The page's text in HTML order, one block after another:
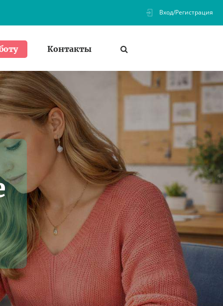
Вход/Регистрация
Контакты